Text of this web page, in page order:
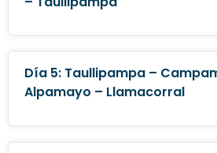
Día 5: Taullipampa –
Alpamayo – Llamacorral